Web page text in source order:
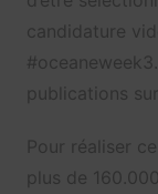
candidature
publications sur
Pour réaliser
plus de